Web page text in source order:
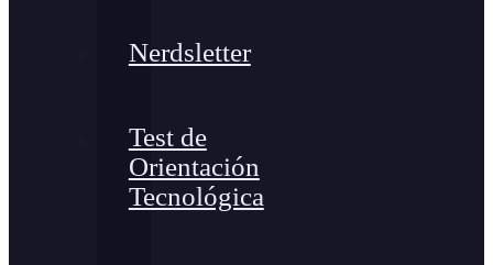
Nerdsletter
Test de
Orientación
Tecnológica